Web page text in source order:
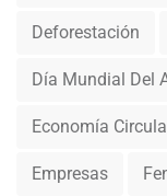
Deforestación
Día Mundial Del
Economía
Empresas